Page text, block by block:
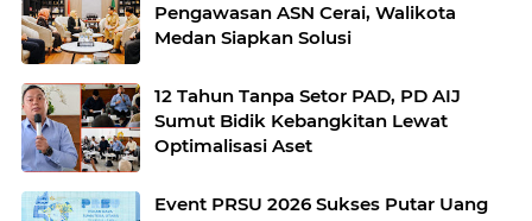
Pengawasan ASN Cerai, Walikota
Medan Siapkan Solusi
12 Tahun Tanpa Setor PAD, PD AIJ
Sumut Bidik Kebangkitan Lewat
Optimalisasi Aset
Event PRSU 2026 Sukses Putar Uang